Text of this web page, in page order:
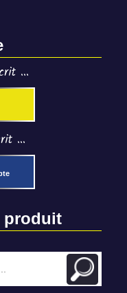
...
...
produit